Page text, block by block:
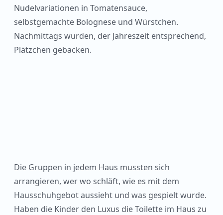
Nudelvariationen in Tomatensauce,
selbstgemachte Bolognese und Würstchen.
Nachmittags wurden, der Jahreszeit entsprechend,
Plätzchen gebacken.
Die Gruppen in jedem Haus mussten sich
arrangieren, wer wo schläft, wie es mit dem
Hausschuhgebot aussieht und was gespielt wurde.
Haben die Kinder den Luxus die Toilette im Haus zu